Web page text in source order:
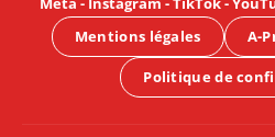
Mentions légales
A-
Politique de